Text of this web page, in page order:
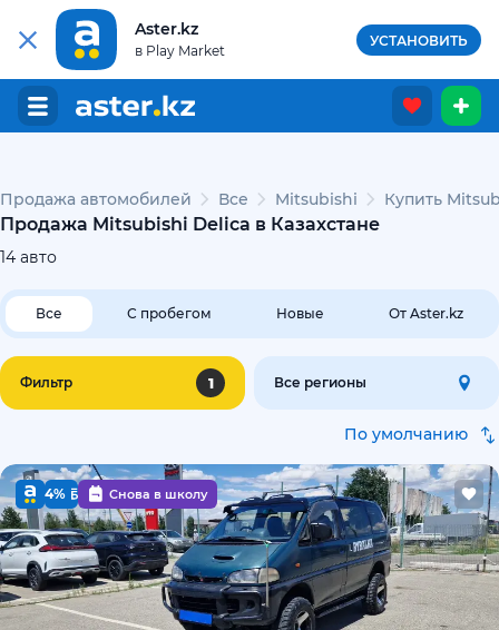
Aster.kz
в Play Market
УСТАНОВИТЬ
Продажа автомобилей Все Mitsubishi Купить
Продажа Mitsubishi Delica в Казахстане
14 авто
Все С пробегом Новые От Aster.kz
Фильтр 1 Все регионы
По умолчанию
4% Снова в школу